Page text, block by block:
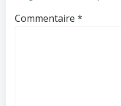
Commentaire *